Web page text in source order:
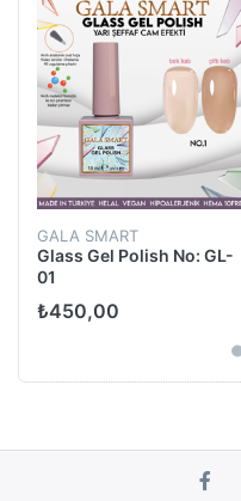
GALA SMART
Glass Gel Polish No: GL-
01
₺450,00